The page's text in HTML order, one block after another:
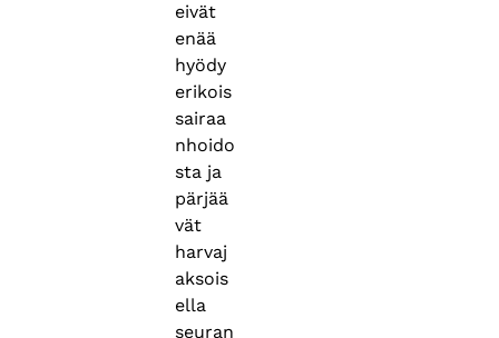
eivät
enää
hyödy
erikois
sairaa
nhoido
sta ja
pärjää
vät
harvaj
aksois
ella
seuran